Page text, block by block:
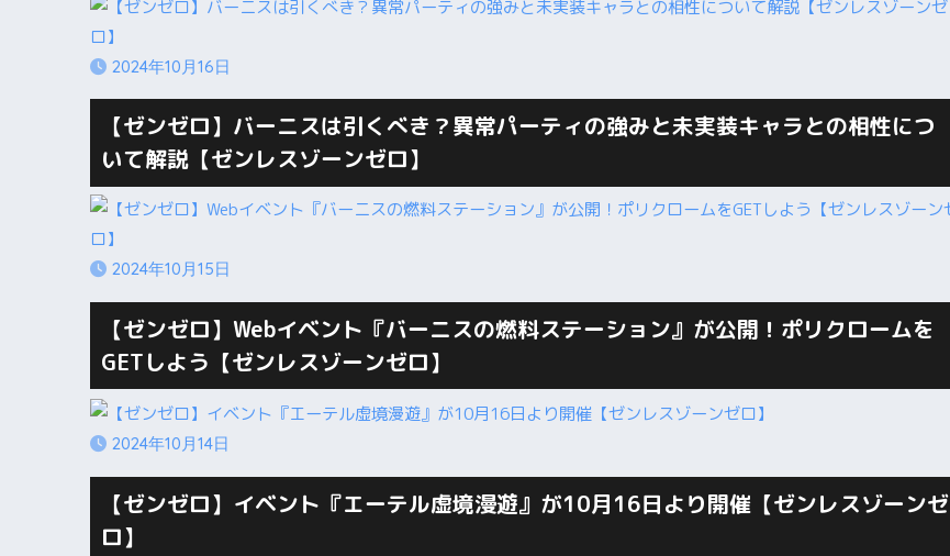
2024年10月16日
【ゼンゼロ】バーニスは引くべき？異常パーティの強みと未実装キャラとの相性につ
いて解説【ゼンレスゾーンゼロ】
2024年10月15日
【ゼンゼロ】Webイベント『バーニスの燃料ステーション』が公開！ポリクロームを
GETしよう【ゼンレスゾーンゼロ】
2024年10月14日
【ゼンゼロ】イベント『エーテル虚境漫遊』が10月16日より開催【ゼンレスゾーンゼ
ロ】